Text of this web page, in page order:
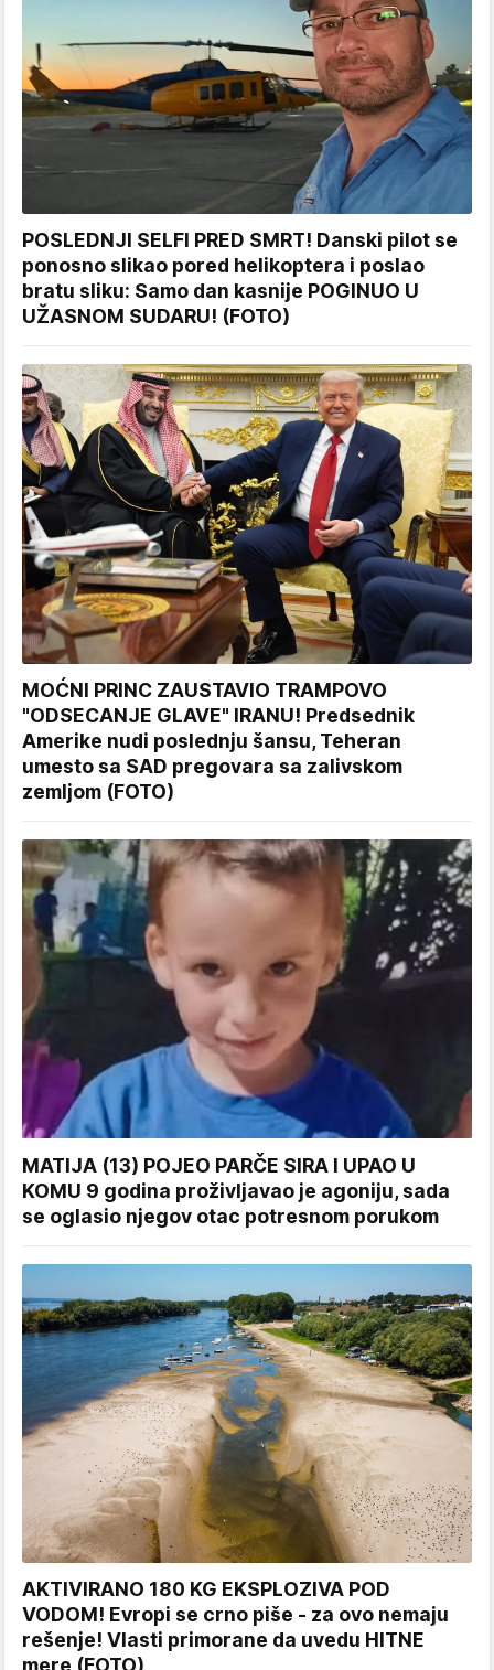
POSLEDNJI SELFI PRED SMRT! Danski pilot se
ponosno slikao pored helikoptera i poslao
bratu sliku: Samo dan kasnije POGINUO U
UŽASNOM SUDARU! (FOTO)
MOĆNI PRINC ZAUSTAVIO TRAMPOVO
"ODSECANJE GLAVE" IRANU! Predsednik
Amerike nudi poslednju šansu, Teheran
umesto sa SAD pregovara sa zalivskom
zemljom (FOTO)
MATIJA (13) POJEO PARČE SIRA I UPAO U
KOMU 9 godina proživljavao je agoniju, sada
se oglasio njegov otac potresnom porukom
AKTIVIRANO 180 KG EKSPLOZIVA POD
VODOM! Evropi se crno piše - za ovo nemaju
rešenje! Vlasti primorane da uvedu HITNE